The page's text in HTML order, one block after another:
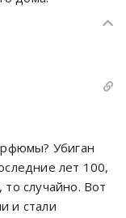
Убиган
лет 100,
случайно. Вот
и стали